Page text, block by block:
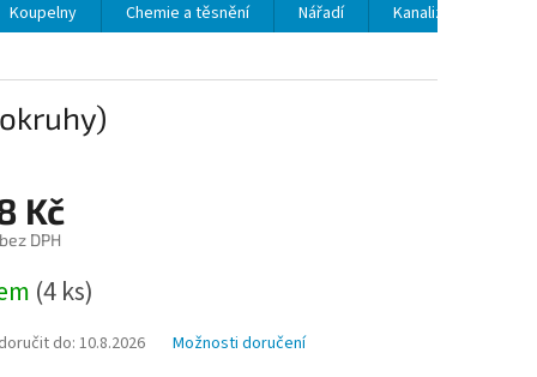
Koupelny Chemie a těsnění Nářadí Kanalizace
Kč
DPH
(4 ks)
do: 10.8.2026 Možnosti doručení